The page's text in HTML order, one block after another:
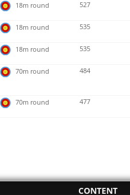
18m round 527
18m round 535
18m round 535
70m round 484
70m round 477
CONTENT